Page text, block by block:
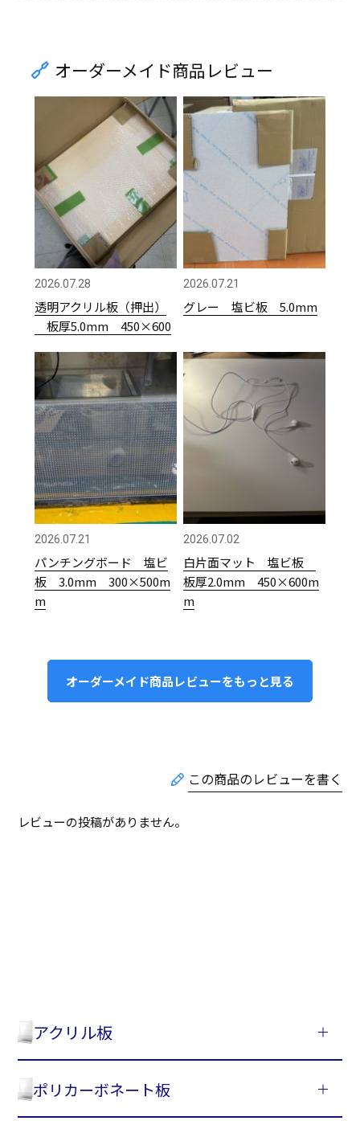
アクリル板
ポリカーボネート板
オーダーメイド商品レビュー
2026.07.28
透明アクリル板（押出）
板厚5.0mm 450×600
2026.07.21
グレー 塩ビ板 5.0mm
2026.07.21
パンチングボード 塩ビ
板 3.0mm 300×500m
m
2026.07.02
白片面マット 塩ビ板
板厚2.0mm 450×600m
m
オーダーメイド商品レビューをもっと見る
レビューの投稿がありません。